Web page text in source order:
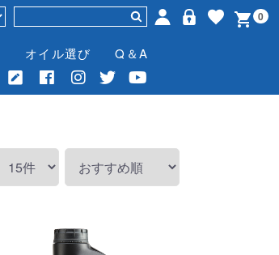
0
オイル選び Q＆A